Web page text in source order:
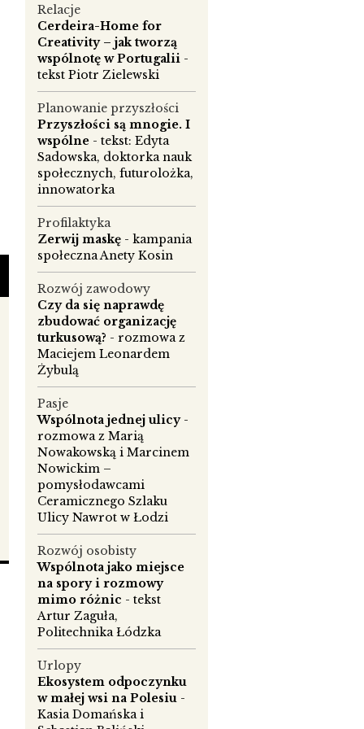
Relacje
Cerdeira-Home for
Creativity – jak tworzą
wspólnotę w Portugalii -
tekst Piotr Zielewski
Planowanie przyszłości
Przyszłości są mnogie. I
wspólne - tekst: Edyta
Sadowska, doktorka nauk
społecznych, futurolożka,
innowatorka
Profilaktyka
Zerwij maskę - kampania
społeczna Anety Kosin
Rozwój zawodowy
Czy da się naprawdę
zbudować organizację
turkusową? - rozmowa z
Maciejem Leonardem
Żybulą
Pasje
Wspólnota jednej ulicy-
rozmowa z Marią
Nowakowską i Marcinem
Nowickim –
pomysłodawcami
Ceramicznego Szlaku
Ulicy Nawrot w Łodzi
Rozwój osobisty
Wspólnota jako miejsce
na spory i rozmowy
mimo różnic - tekst
Artur Zaguła,
Politechnika Łódzka
Urlopy
Ekosystem odpoczynku
w małej wsi na Polesiu -
Kasia Domańska i